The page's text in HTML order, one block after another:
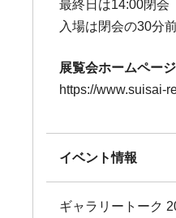
最終日は14:00閉会
入場は閉会の30分
展覧会ホームページ
https://www.suisai-
イベント情報
ギャラリートーク